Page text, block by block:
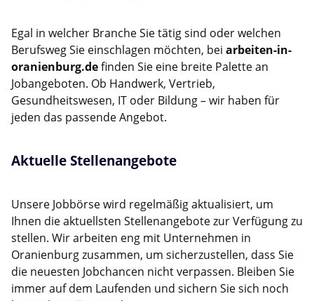
Egal in welcher Branche Sie tätig sind oder welchen
Berufsweg Sie einschlagen möchten, bei arbeiten-in-
oranienburg.definden Sie eine breite Palette an
Jobangeboten. Ob Handwerk, Vertrieb,
Gesundheitswesen, IT oder Bildung – wir haben für
jeden das passende Angebot.
Aktuelle Stellenangebote
Unsere Jobbörse wird regelmäßig aktualisiert, um
Ihnen die aktuellsten Stellenangebote zur Verfügung zu
stellen. Wir arbeiten eng mit Unternehmen in
Oranienburg zusammen, um sicherzustellen, dass Sie
die neuesten Jobchancen nicht verpassen. Bleiben Sie
immer auf dem Laufenden und sichern Sie sich noch